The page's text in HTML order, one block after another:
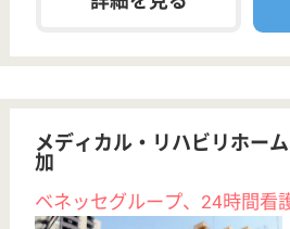
月給：198,000円〜254,000円
未経験OK 育休・産休
寮あり
詳細を見る WEB問合せ
メディカル・リハビリホームボンセジュール保